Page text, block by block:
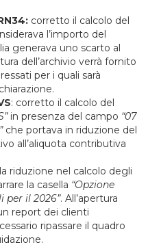
corretto il calcolo del
l’importo del
generava uno scarto al
dell’archivio verrà fornito
per i quali sarà
: corretto il calcolo del
in presenza del campo “07
che portava in riduzione del
all’aliquota contributiva
riduzione nel calcolo degli
la casella “Opzione
per il 2026”. All’apertura
report dei clienti
ripassare il quadro